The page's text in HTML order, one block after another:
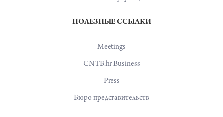
ПОЛЕЗНЫЕ ССЫЛКИ
Meetings
CNTB.hr Business
Press
Бюро представительств